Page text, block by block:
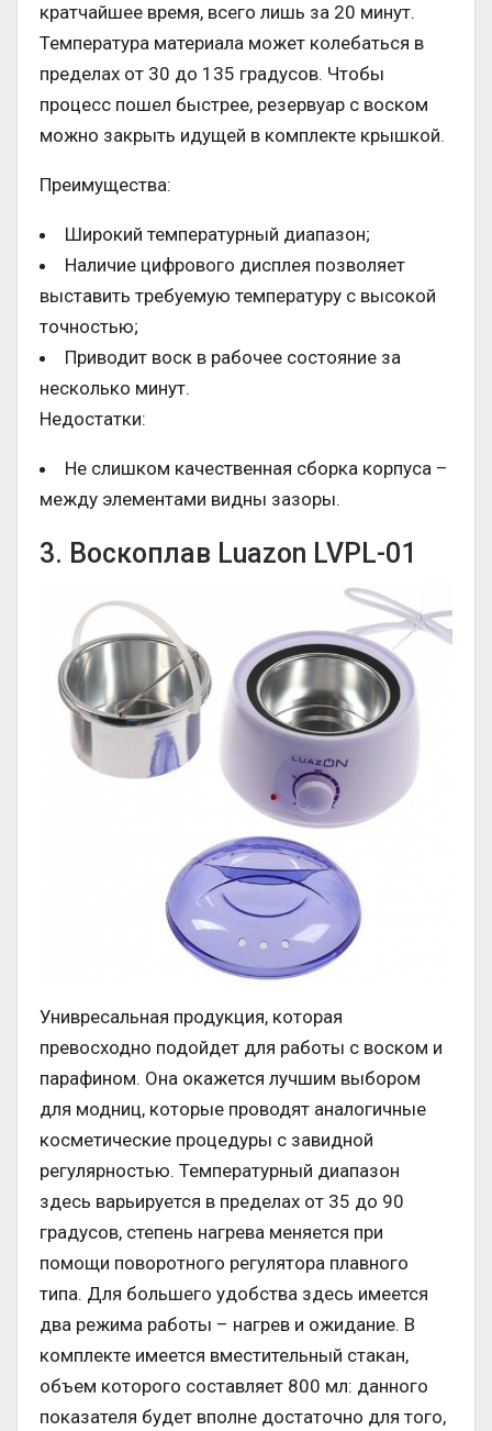
кратчайшее время, всего лишь за 20 минут.
Температура материала может колебаться в
пределах от 30 до 135 градусов. Чтобы
процесс пошел быстрее, резервуар с воском
можно закрыть идущей в комплекте крышкой.
Преимущества:
Широкий температурный диапазон;
Наличие цифрового дисплея позволяет
выставить требуемую температуру с высокой
точностью;
Приводит воск в рабочее состояние за
несколько минут.
Недостатки:
Не слишком качественная сборка корпуса –
между элементами видны зазоры.
3. Воскоплав Luazon LVPL-01
Унивресальная продукция, которая
превосходно подойдет для работы с воском и
парафином. Она окажется лучшим выбором
для модниц, которые проводят аналогичные
косметические процедуры с завидной
регулярностью. Температурный диапазон
здесь варьируется в пределах от 35 до 90
градусов, степень нагрева меняется при
помощи поворотного регулятора плавного
типа. Для большего удобства здесь имеется
два режима работы – нагрев и ожидание. В
комплекте имеется вместительный стакан,
объем которого составляет 800 мл: данного
показателя будет вполне достаточно для того,